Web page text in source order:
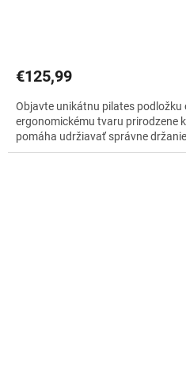
€125,99
Objavte unikátnu pilates
ergonomickému tvaru prirodzene
pomáha udržiavať správne